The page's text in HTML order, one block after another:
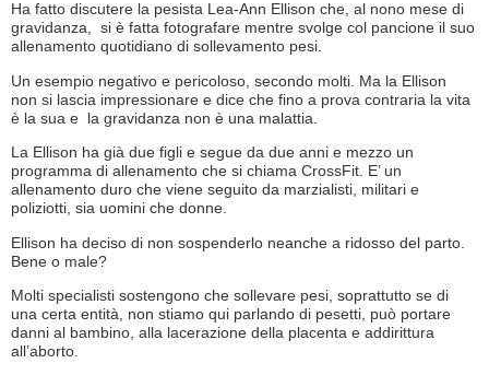
Ha fatto discutere la pesista Lea-Ann Ellison che, al nono mese di
gravidanza, si è fatta fotografare mentre svolge col pancione il suo
allenamento quotidiano di sollevamento pesi.
Un esempio negativo e pericoloso, secondo molti. Ma la Ellison
non si lascia impressionare e dice che fino a prova contraria la vita
è la sua e la gravidanza non è una malattia.
La Ellison ha già due figli e segue da due anni e mezzo un
programma di allenamento che si chiama CrossFit. E’ un
allenamento duro che viene seguito da marzialisti, militari e
poliziotti, sia uomini che donne.
Ellison ha deciso di non sospenderlo neanche a ridosso del parto.
Bene o male?
Molti specialisti sostengono che sollevare pesi, soprattutto se di
una certa entità, non stiamo qui parlando di pesetti, può portare
danni al bambino, alla lacerazione della placenta e addirittura
all’aborto.